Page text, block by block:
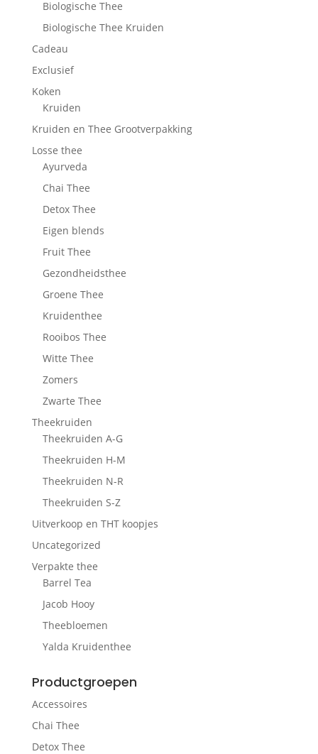
Biologische Thee
Biologische Thee Kruiden
Cadeau
Exclusief
Koken
Kruiden
Kruiden en Thee Grootverpakking
Losse thee
Ayurveda
Chai Thee
Detox Thee
Eigen blends
Fruit Thee
Gezondheidsthee
Groene Thee
Kruidenthee
Rooibos Thee
Witte Thee
Zomers
Zwarte Thee
Theekruiden
Theekruiden A-G
Theekruiden H-M
Theekruiden N-R
Theekruiden S-Z
Uitverkoop en THT koopjes
Uncategorized
Verpakte thee
Barrel Tea
Jacob Hooy
Theebloemen
Yalda Kruidenthee
Productgroepen
Accessoires
Chai Thee
Detox Thee